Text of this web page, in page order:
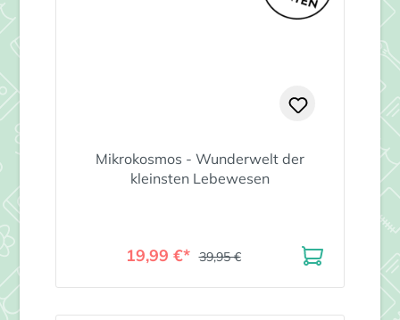
Mikrokosmos - Wunderwelt der
kleinsten Lebewesen
19,99 €* 39,95 €